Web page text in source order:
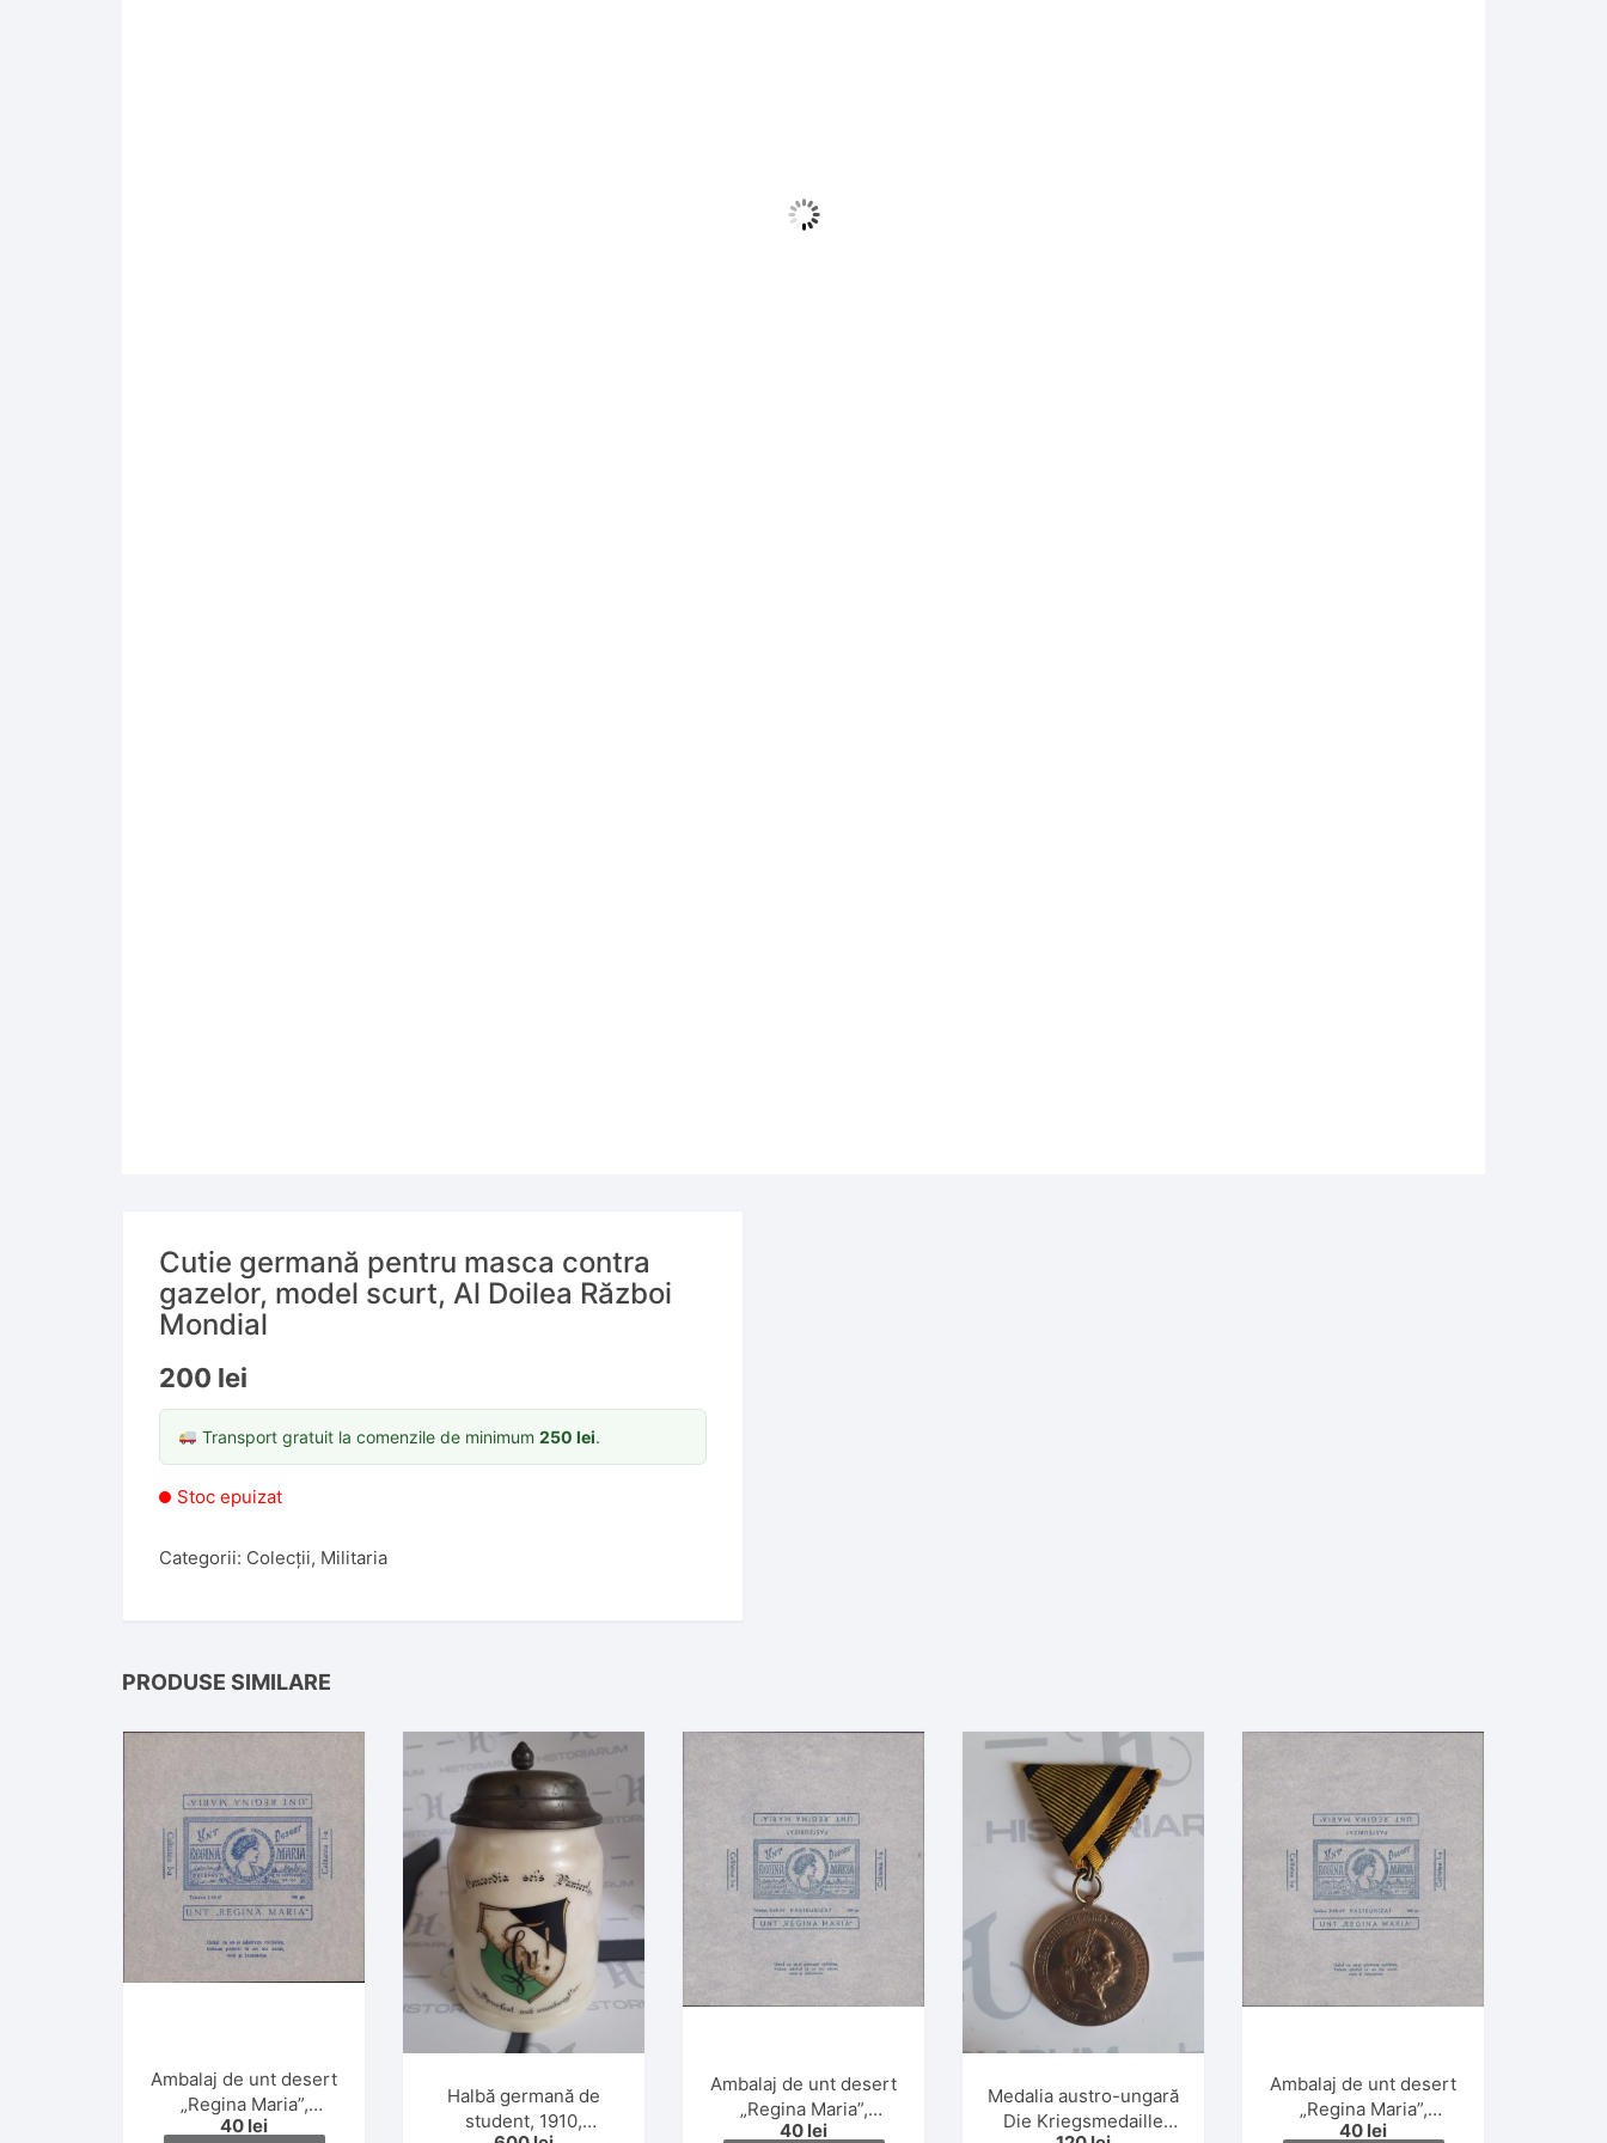
Cutie germană pentru masca contra
gazelor, model scurt, Al Doilea Război
Mondial
200 lei
Transport gratuit la comenzile de minimum 250 lei.
Stoc epuizat
Categorii: Colecții, Militaria
PRODUSE SIMILARE
Ambalaj de unt desert
„Regina Maria”,
calitatea I, 100 gr.,
40 lei
Halbă germană de
student, 1910,
Ambalaj de unt desert
„Regina Maria”,
calitatea I, 200 gr.,
40 lei
Medalia austro-ungară
Die Kriegsmedaille
Ambalaj de unt desert
„Regina Maria”,
calitatea I, 200 gr.,
40 lei